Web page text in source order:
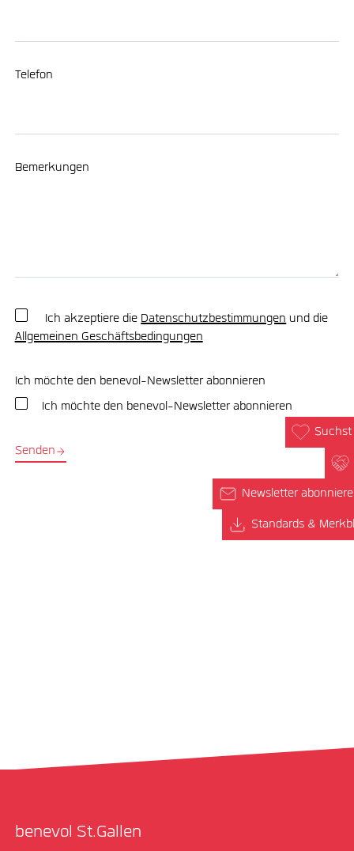
Newsletter
Standards &
Telefon
Bemerkungen
Ich akzeptiere dieDatenschutzbestimmungenund die
Allgemeinen Geschäftsbedingungen
Ich möchte den benevol-Newsletter abonnieren
Ich möchte den benevol-Newsletter abonnieren
Senden
benevol St.Gallen